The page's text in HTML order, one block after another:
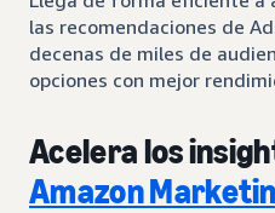
las recomendaciones de
decenas de miles de
opciones con mejor
Acelera los
Amazon